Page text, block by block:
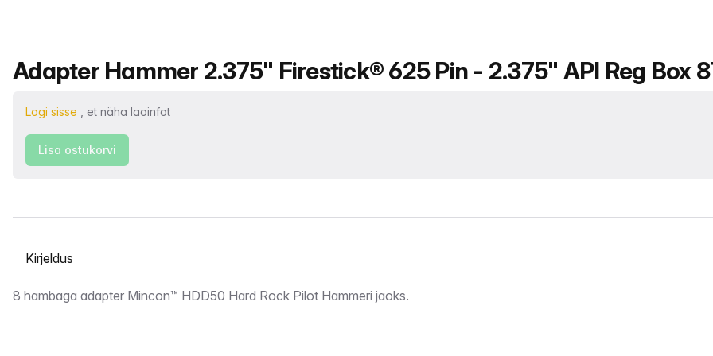
Toote nimi
Adapter Hammer 2.375" Firestick® 625 Pin - 2.375" API Reg Box
Logi sisse , et näha laoinfot
Lisa ostukorvi
Vahekaardi valimine
Kirjeldus
8 hambaga adapter Mincon™ HDD50 Hard Rock Pilot Hammeri jaoks.